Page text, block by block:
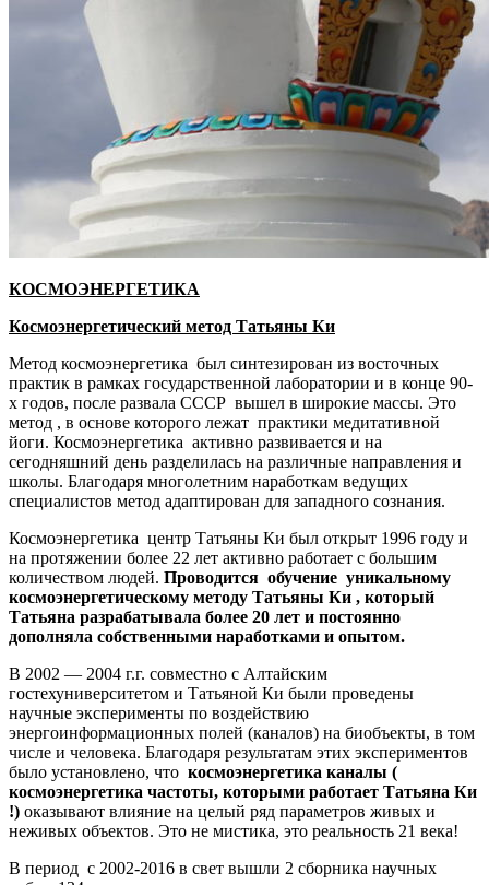
КОСМОЭНЕРГЕТИКА
Космоэнергетический метод Татьяны Ки
Метод космоэнергетика был синтезирован из восточных
практик в рамках государственной лаборатории и в конце 90-
х годов, после развала СССР вышел в широкие массы. Это
метод , в основе которого лежат практики медитативной
йоги. Космоэнергетика активно развивается и на
сегодняшний день разделилась на различные направления и
школы. Благодаря многолетним наработкам ведущих
специалистов метод адаптирован для западного сознания.
Космоэнергетика центр Татьяны Ки был открыт 1996 году и
на протяжении более 22 лет активно работает с большим
количеством людей. Проводится обучение уникальному
космоэнергетическому методу Татьяны Ки , который
Татьяна разрабатывала более 20 лет и постоянно
дополняла собственными наработками и опытом.
В 2002 — 2004 г.г. совместно с Алтайским
гостехуниверситетом и Татьяной Ки были проведены
научные эксперименты по воздействию
энергоинформационных полей (каналов) на биобъекты, в том
числе и человека. Благодаря результатам этих экспериментов
было установлено, что космоэнергетика каналы (
космоэнергетика частоты, которыми работает Татьяна Ки
!) оказывают влияние на целый ряд параметров живых и
неживых объектов. Это не мистика, это реальность 21 века!
В период с 2002-2016 в свет вышли 2 сборника научных